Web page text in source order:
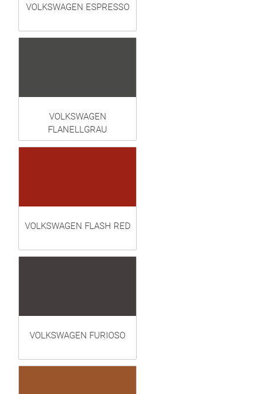
VOLKSWAGEN ESPRESSO
VOLKSWAGEN
FLANELLGRAU
VOLKSWAGEN FLASH RED
VOLKSWAGEN FURIOSO